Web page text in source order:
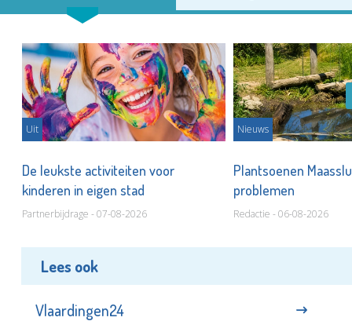
Uit
De leukste activiteiten voor
kinderen in eigen stad
Partnerbijdrage - 07-08-2026
Nieuws
Plantsoenen
problemen
Redactie - 06-08-2026
Lees ook
Vlaardingen24